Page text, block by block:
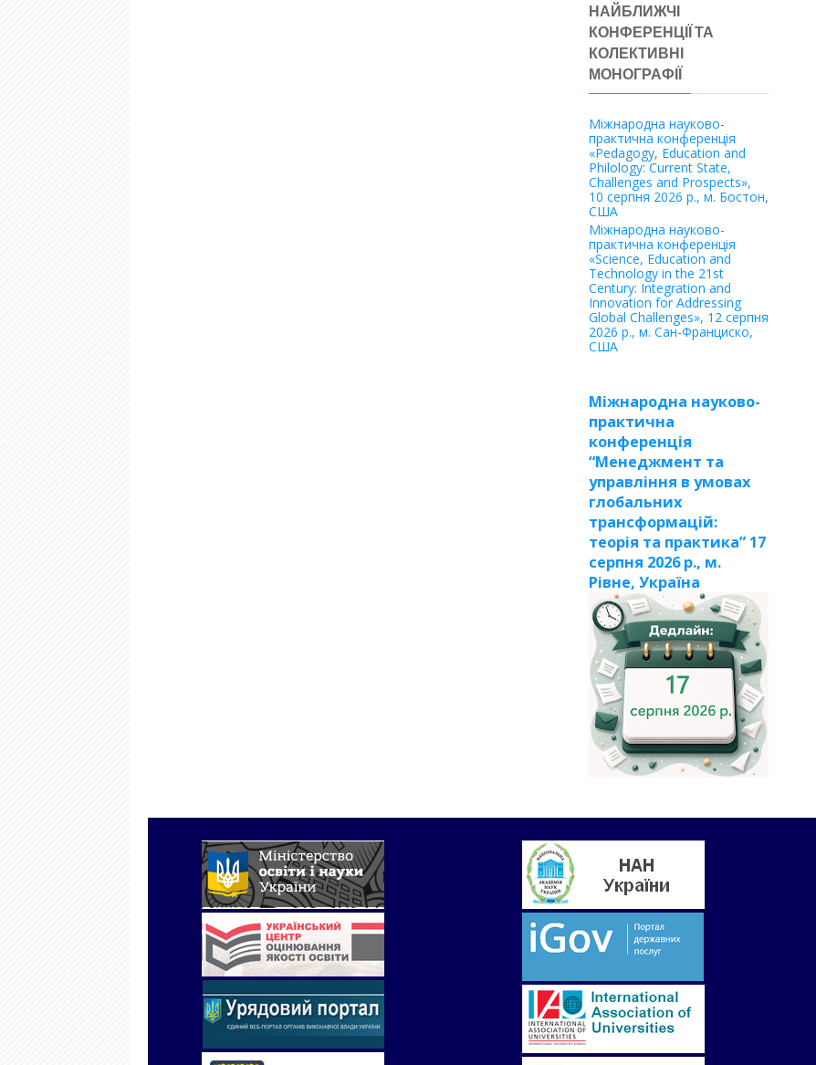
НАЙБЛИЖЧІ
КОНФЕРЕНЦІЇ ТА
КОЛЕКТИВНІ
МОНОГРАФІЇ
Міжнародна науково-
практична конференція
«Pedagogy, Education and
Philology: Current State,
Challenges and Prospects»,
10 серпня 2026 р., м. Бостон,
США
Міжнародна науково-
практична конференція
«Science, Education and
Technology in the 21st
Century: Integration and
Innovation for Addressing
Global Challenges», 12 серпня
2026 р., м. Сан-Франциско,
США
Міжнародна науково-
практична
конференція
“Менеджмент та
управління в умовах
глобальних
трансформацій:
теорія та практика” 17
серпня 2026 р., м.
Рівне, Україна